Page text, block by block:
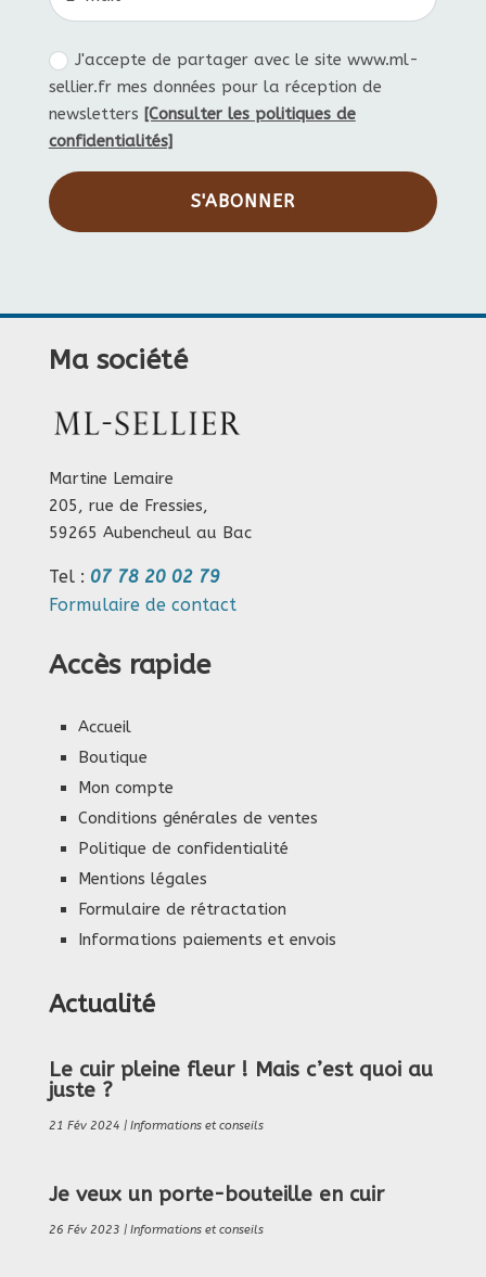
J'accepte de partager avec le site www.ml-
sellier.fr mes données pour la réception de
newsletters [Consulter les politiques de
confidentialités]
S'ABONNER
Ma société
Martine Lemaire
205, rue de Fressies,
59265 Aubencheul au Bac
Tel : 07 78 20 02 79
Formulaire de contact
Accès rapide
Accueil
Boutique
Mon compte
Conditions générales de ventes
Politique de confidentialité
Mentions légales
Formulaire de rétractation
Informations paiements et envois
Actualité
Le cuir pleine fleur ! Mais c’est quoi au
juste ?
21 Fév 2024 | Informations et conseils
Je veux un porte-bouteille en cuir
26 Fév 2023 | Informations et conseils